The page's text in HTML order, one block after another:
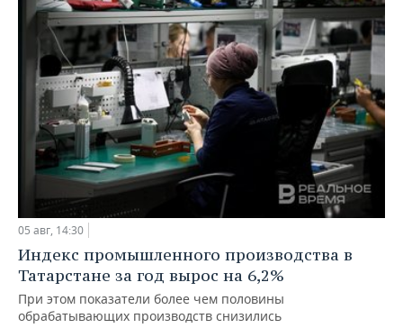
05 авг, 14:30
Индекс промышленного производства в
Татарстане за год вырос на 6,2%
При этом показатели более чем половины
обрабатывающих производств снизились